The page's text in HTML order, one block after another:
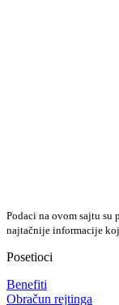
Podaci na ovom sajtu
najtačnije informacije
Posetioci
Benefiti
Obračun rejtinga